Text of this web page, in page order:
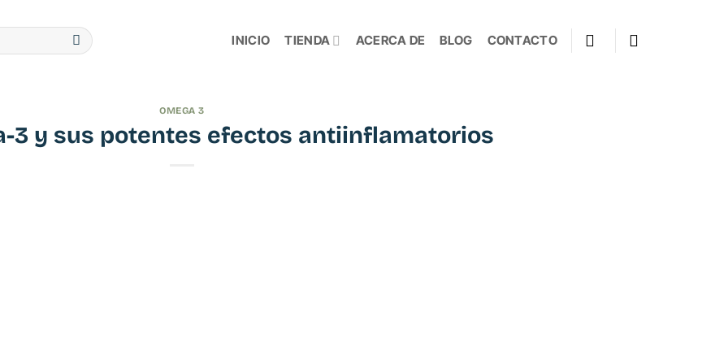
INICIO TIENDA ACERCA DE BLOG CONTACTO
OMEGA 3
3 y sus potentes efectos antiinflamatorios